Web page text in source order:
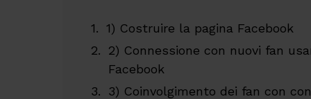
1) Costruire la pagina Facebook
2) Connessione con nuovi fan
Facebook
3) Coinvolgimento dei fan con